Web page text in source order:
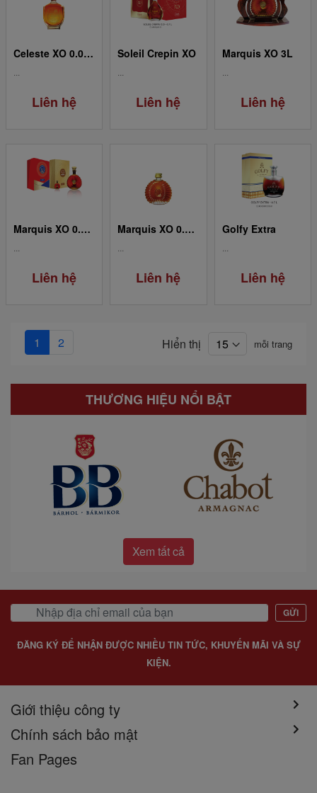
Celeste XO 0.05L
Liên hệ
Soleil Crepin XO
Liên hệ
Marquis XO 3L
Liên hệ
Marquis XO 0.75L
Liên hệ
Marquis XO 0.05L
Liên hệ
Golfy Extra
Liên hệ
1 2 Hiển thị mỗi trang
THƯƠNG HIỆU NỔI BẬT
Xem tất cả
GỬI
ĐĂNG KÝ ĐỂ NHẬN ĐƯỢC NHIỀU TIN TỨC, KHUYẾN MÃI VÀ SỰ
KIỆN.
Giới thiệu công ty
Chính sách bảo mật
Fan Pages